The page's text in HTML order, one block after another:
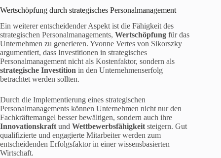
Wertschöpfung durch strategisches Personalmanagement
Ein weiterer entscheidender Aspekt ist die Fähigkeit des
strategischen Personalmanagements, Wertschöpfung für das
Unternehmen zu generieren. Yvonne Vertes von Sikorszky
argumentiert, dass Investitionen in strategisches
Personalmanagement nicht als Kostenfaktor, sondern als
strategische Investition in den Unternehmenserfolg
betrachtet werden sollten.
Durch die Implementierung eines strategischen
Personalmanagements können Unternehmen nicht nur den
Fachkräftemangel besser bewältigen, sondern auch ihre
Innovationskraft und Wettbewerbsfähigkeit steigern. Gut
qualifizierte und engagierte Mitarbeiter werden zum
entscheidenden Erfolgsfaktor in einer wissensbasierten
Wirtschaft.